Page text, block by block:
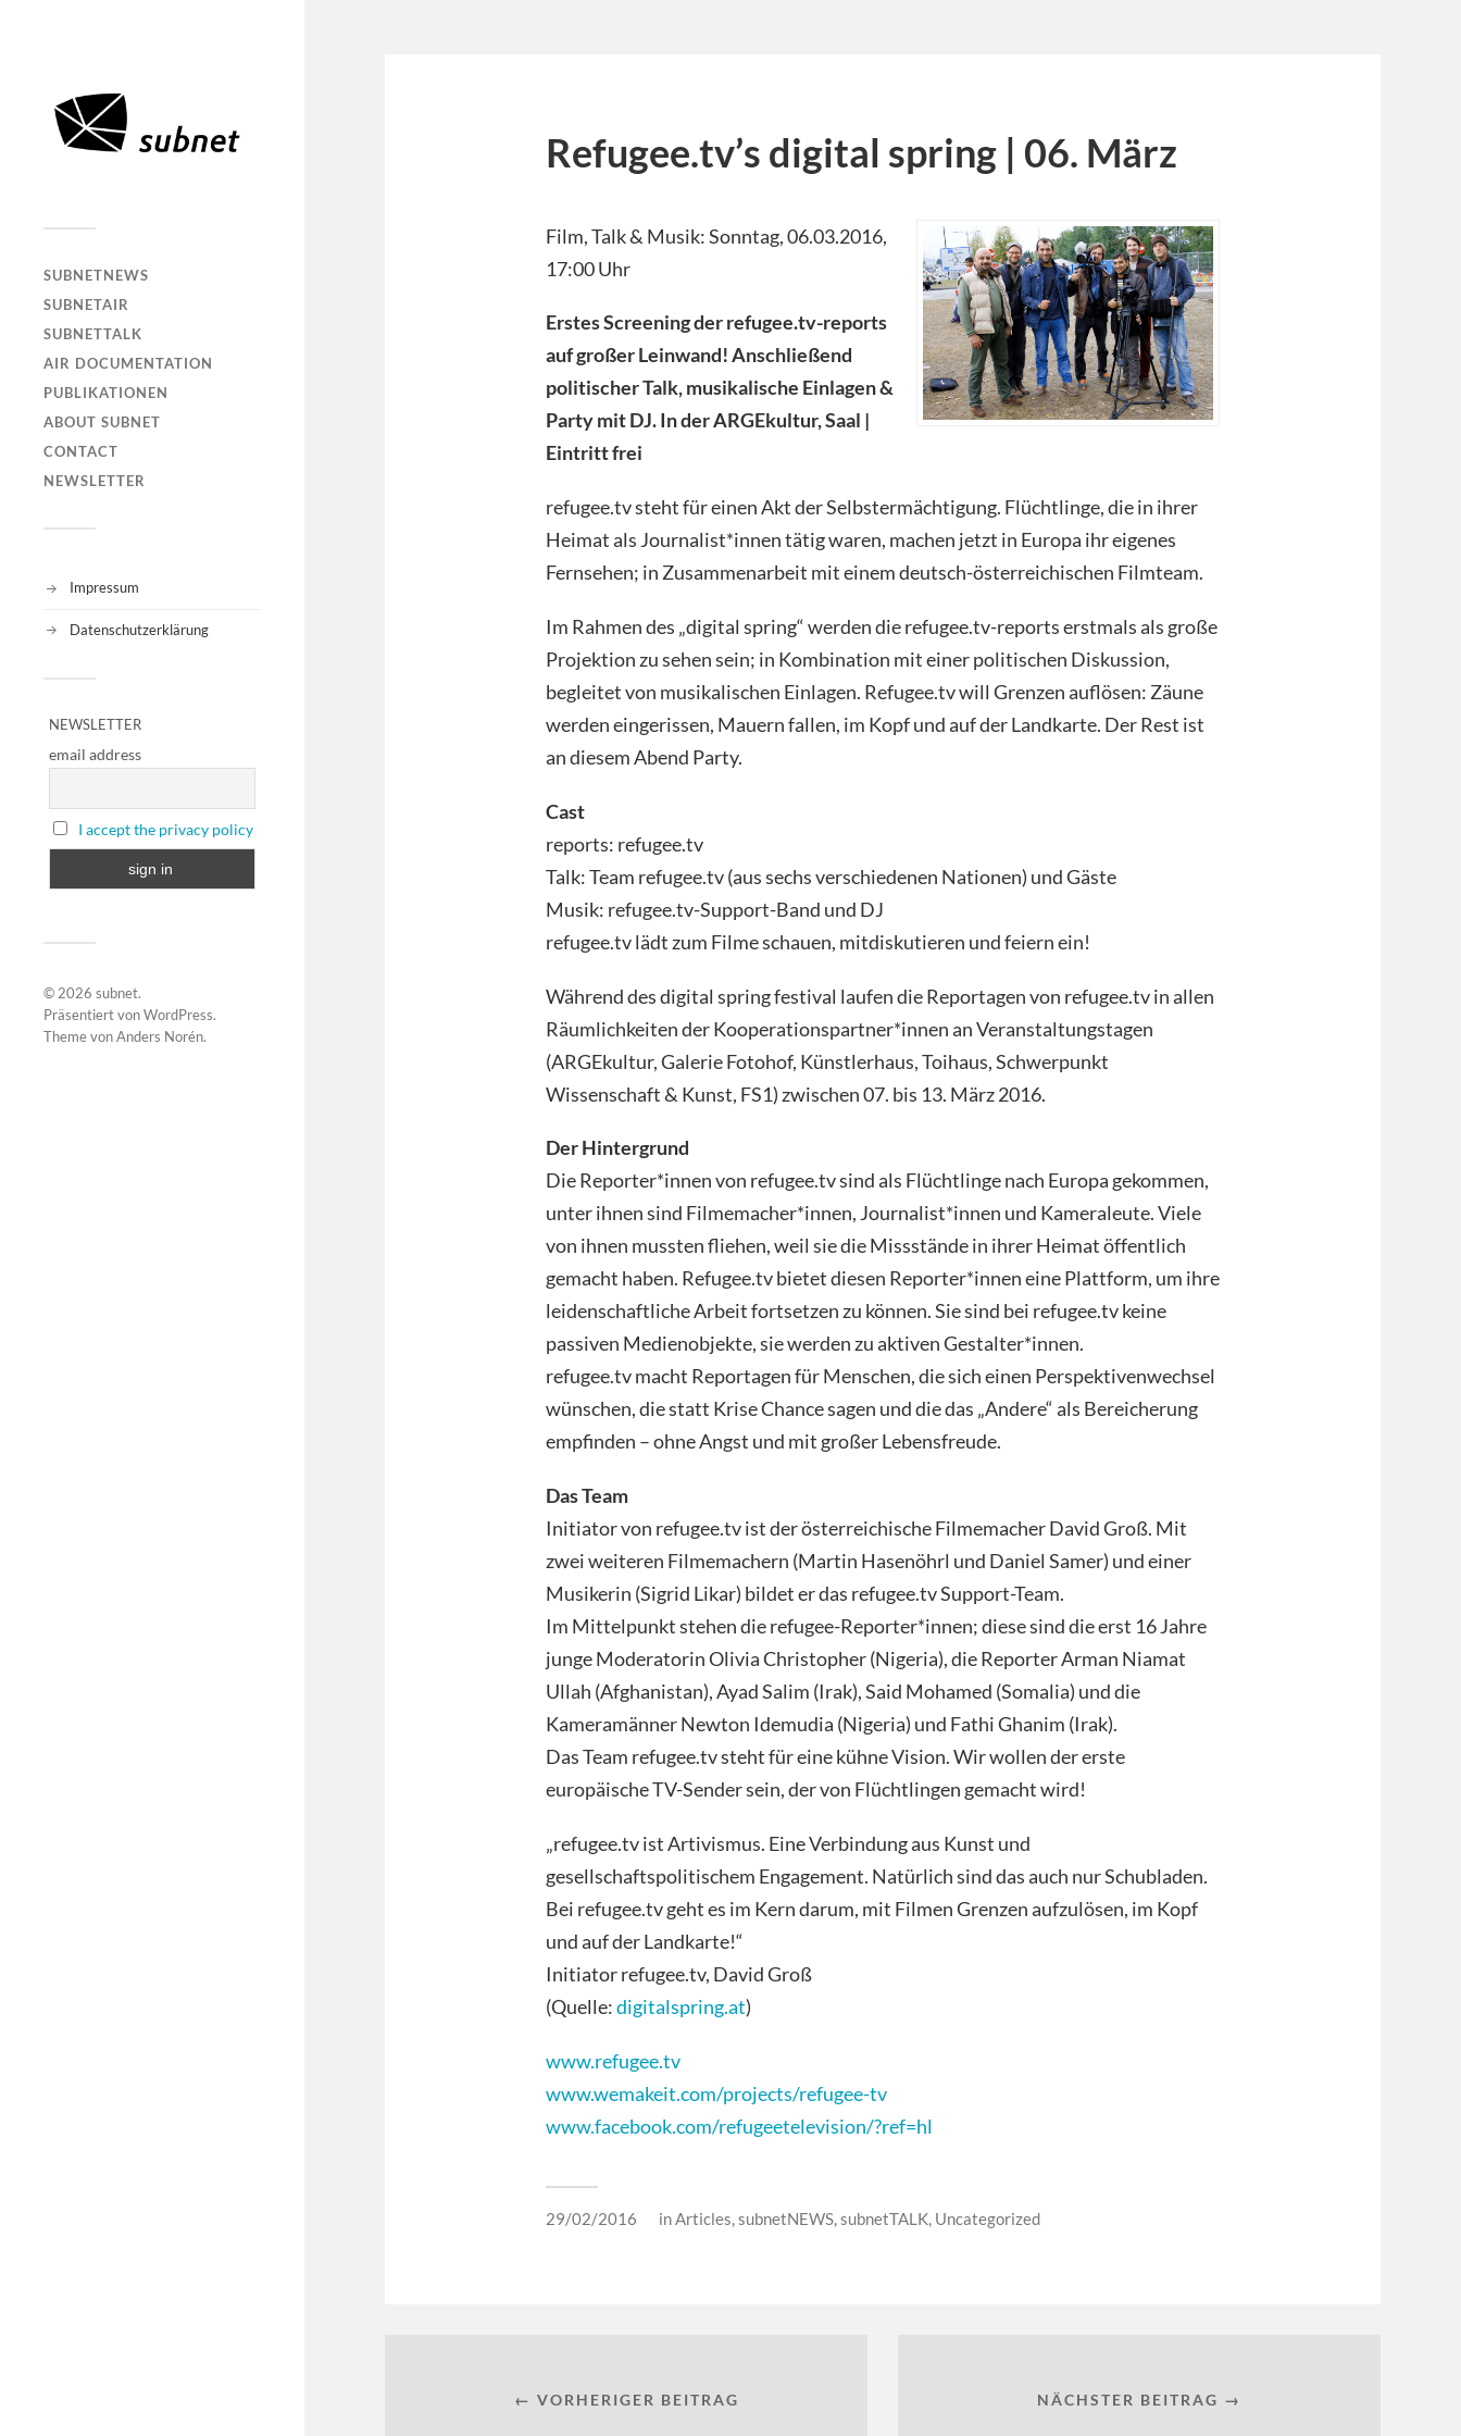
SUBNETNEWS
SUBNETAIR
SUBNETTALK
AIR DOCUMENTATION
PUBLIKATIONEN
ABOUT SUBNET
CONTACT
NEWSLETTER
Impressum
Datenschutzerklärung
NEWSLETTER
email address
I accept the privacy policy
© 2026 subnet.
Präsentiert vonWordPress.
Theme vonAnders Norén.
Refugee.tv’s digital spring | 06. März
Film, Talk & Musik: Sonntag, 06.03.2016,
17:00 Uhr
Erstes Screening der refugee.tv-reports
auf großer Leinwand! Anschließend
politischer Talk, musikalische Einlagen &
Party mit DJ. In der ARGEkultur, Saal |
Eintritt frei
refugee.tv steht für einen Akt der Selbstermächtigung. Flüchtlinge, die in ihrer
Heimat als Journalist*innen tätig waren, machen jetzt in Europa ihr eigenes
Fernsehen; in Zusammenarbeit mit einem deutsch-österreichischen Filmteam.
Im Rahmen des „digital spring“ werden die refugee.tv-reports erstmals als große
Projektion zu sehen sein; in Kombination mit einer politischen Diskussion,
begleitet von musikalischen Einlagen. Refugee.tv will Grenzen auflösen: Zäune
werden eingerissen, Mauern fallen, im Kopf und auf der Landkarte. Der Rest ist
an diesem Abend Party.
Cast
reports: refugee.tv
Talk: Team refugee.tv (aus sechs verschiedenen Nationen) und Gäste
Musik: refugee.tv-Support-Band und DJ
refugee.tv lädt zum Filme schauen, mitdiskutieren und feiern ein!
Während des digital spring festival laufen die Reportagen von refugee.tv in allen
Räumlichkeiten der Kooperationspartner*innen an Veranstaltungstagen
(ARGEkultur, Galerie Fotohof, Künstlerhaus, Toihaus, Schwerpunkt
Wissenschaft & Kunst, FS1) zwischen 07. bis 13. März 2016.
Der Hintergrund
Die Reporter*innen von refugee.tv sind als Flüchtlinge nach Europa gekommen,
unter ihnen sind Filmemacher*innen, Journalist*innen und Kameraleute. Viele
von ihnen mussten fliehen, weil sie die Missstände in ihrer Heimat öffentlich
gemacht haben. Refugee.tv bietet diesen Reporter*innen eine Plattform, um ihre
leidenschaftliche Arbeit fortsetzen zu können. Sie sind bei refugee.tv keine
passiven Medienobjekte, sie werden zu aktiven Gestalter*innen.
refugee.tv macht Reportagen für Menschen, die sich einen Perspektivenwechsel
wünschen, die statt Krise Chance sagen und die das „Andere“ als Bereicherung
empfinden – ohne Angst und mit großer Lebensfreude.
Das Team
Initiator von refugee.tv ist der österreichische Filmemacher David Groß. Mit
zwei weiteren Filmemachern (Martin Hasenöhrl und Daniel Samer) und einer
Musikerin (Sigrid Likar) bildet er das refugee.tv Support-Team.
Im Mittelpunkt stehen die refugee-Reporter*innen; diese sind die erst 16 Jahre
junge Moderatorin Olivia Christopher (Nigeria), die Reporter Arman Niamat
Ullah (Afghanistan), Ayad Salim (Irak), Said Mohamed (Somalia) und die
Kameramänner Newton Idemudia (Nigeria) und Fathi Ghanim (Irak).
Das Team refugee.tv steht für eine kühne Vision. Wir wollen der erste
europäische TV-Sender sein, der von Flüchtlingen gemacht wird!
„refugee.tv ist Artivismus. Eine Verbindung aus Kunst und
gesellschaftspolitischem Engagement. Natürlich sind das auch nur Schubladen.
Bei refugee.tv geht es im Kern darum, mit Filmen Grenzen aufzulösen, im Kopf
und auf der Landkarte!“
Initiator refugee.tv, David Groß
(Quelle:digitalspring.at)
www.refugee.tv
www.wemakeit.com/projects/refugee-tv
www.facebook.com/refugeetelevision/?ref=hl
29/02/2016 inArticles,subnetNEWS,subnetTALK, Uncategorized
← VORHERIGER BEITRAG NÄCHSTER BEITRAG →